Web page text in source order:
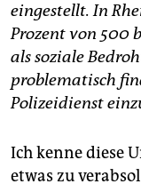
eingestellt. In
Prozent von 500
als soziale
problematisch
Polizeidienst
Ich kenne diese
etwas zu